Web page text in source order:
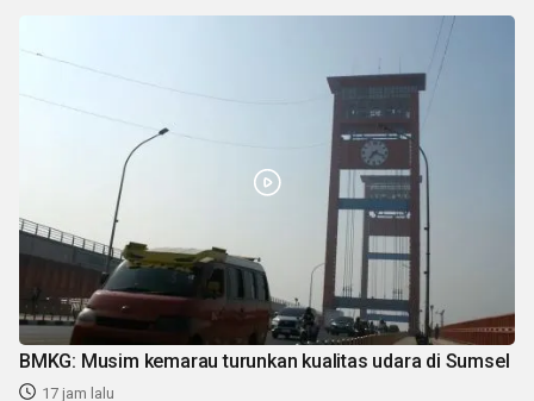
BMKG: Musim kemarau turunkan kualitas udara di Sumsel
17 jam lalu